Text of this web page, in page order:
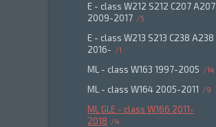
E - class W212 S212 C207 A207
2009-2017
5
E - class W213 S213 C238 A238
2016-
1
ML - class W163 1997-2005 14
ML - class W164 2005-2011 9
ML GLE - class W166 2011-
2018
4